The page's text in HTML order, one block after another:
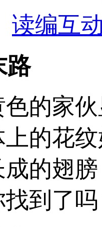
读编互动
路
色的家
上的花
成的翅
到了吗